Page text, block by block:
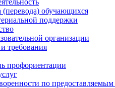
обучающихся
поддержки
организации
требования
профориентации
по предоставляемым